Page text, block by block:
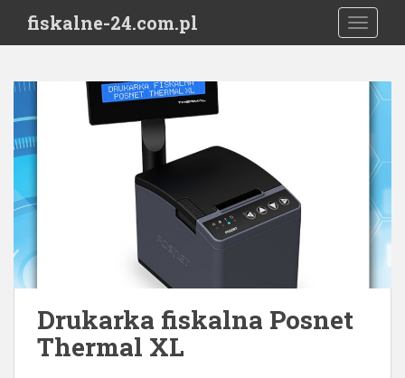
i
fiskalne-24.com.pl
Drukarka fiskalna Posnet
Thermal XL